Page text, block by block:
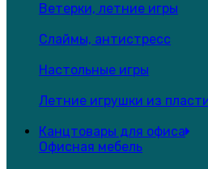
Ветерки, летние игры
Слаймы, антистресс
Настольные игры
Летние игрушки из
Канцтовары для офиса
Офисная мебель